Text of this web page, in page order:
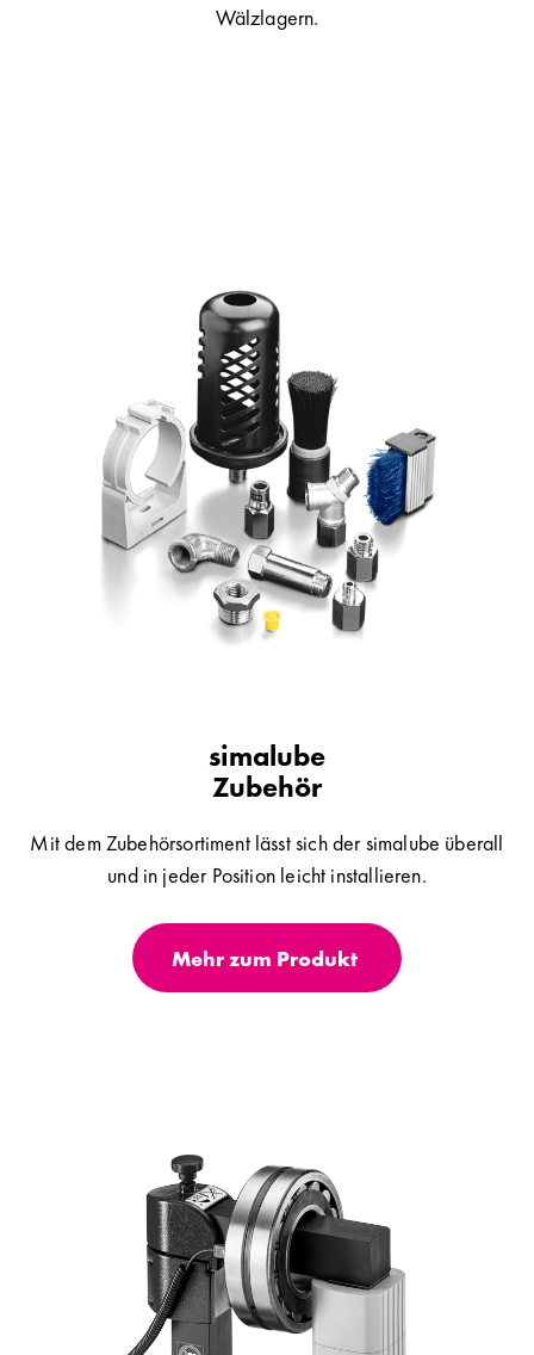
Wälzlagern.
simalube
Zubehör
Mit dem Zubehörsortiment lässt sich der simalube überall
und in jeder Position leicht installieren.
Mehr zum Produkt